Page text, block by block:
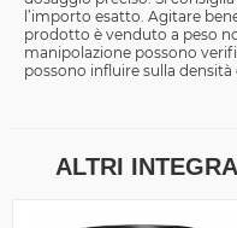
l’importo esatto. Agitare
prodotto è venduto a peso
manipolazione possono
possono influire sulla densità
ALTRI